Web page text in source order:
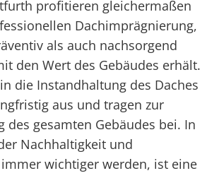
profitieren gleichermaßen
Dachimprägnierung,
als auch nachsorgend
den Wert des Gebäudes erhält.
die Instandhaltung des Daches
aus und tragen zur
des gesamten Gebäudes bei. In
Nachhaltigkeit und
wichtiger werden, ist eine